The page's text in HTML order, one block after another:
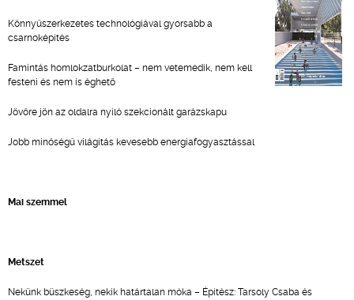
Könnyűszerkezetes technológiával gyorsabb a
csarnoképítés
Famintás homlokzatburkolat – nem vetemedik, nem kell
festeni és nem is éghető
Jövőre jön az oldalra nyíló szekcionált garázskapu
Jobb minőségű világítás kevesebb energiafogyasztással
Mai szemmel
Metszet
Nekünk büszkeség, nekik határtalan móka – Építész: Tarsoly Csaba és